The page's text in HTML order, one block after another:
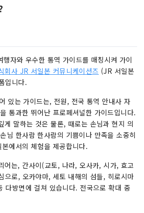
행자와 우수한 통역 가이드를 매칭시켜 가이
회사 JR 서일본 커뮤니케이션즈 (JR 서일본
입니다.
있는 가이드는, 전원, 전국 통역 안내사 자
통과한 뛰어난 프로페셔널한 가이드입니다.
게 말하는 것은 물론, 때로는 손님과 현지 의
님 한사람 한사람의 기쁨이나 만족을 소중히
에서의 체험을 제공합니다.
어는, 간사이(교토, 나라, 오사카, 시가, 효고
으로, 오카야마, 세토 내해의 섬들, 히로시마
다방면에 걸쳐 있습니다. 전국으로 확대 중